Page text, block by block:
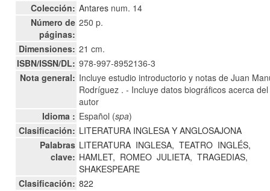
Colección: Antares num. 14
Número de
páginas:
250 p.
Dimensiones: 21 cm.
ISBN/ISSN/DL: 978-997-8952136-3
Nota general: Incluye estudio introductorio y notas de Juan
Rodríguez . - Incluye datos biográficos acerca del
autor
Idioma : Español (spa)
Clasificación: LITERATURA INGLESA Y ANGLOSAJONA
Palabras
clave:
LITERATURA INGLESA, TEATRO INGLÉS,
HAMLET, ROMEO JULIETA, TRAGEDIAS,
SHAKESPEARE
Clasificación: 822